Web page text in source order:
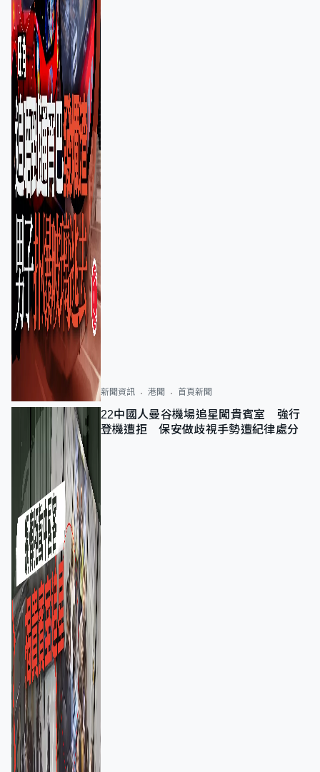
新聞資訊 港聞 首頁新聞
22中國人曼谷機場追星闖貴賓室 強行
登機遭拒 保安做歧視手勢遭紀律處分